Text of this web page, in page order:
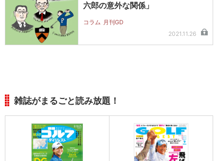
六郎の意外な関係」
コラム 月刊GD
2021.11.26
雑誌がまるごと読み放題！